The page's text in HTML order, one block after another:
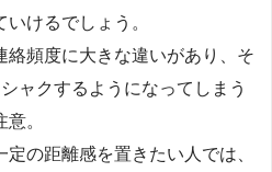
けるでしょう。
絡頻度に大きな違いがあり、そ
ャクするようになってしまう
。
の距離感を置きたい人では、